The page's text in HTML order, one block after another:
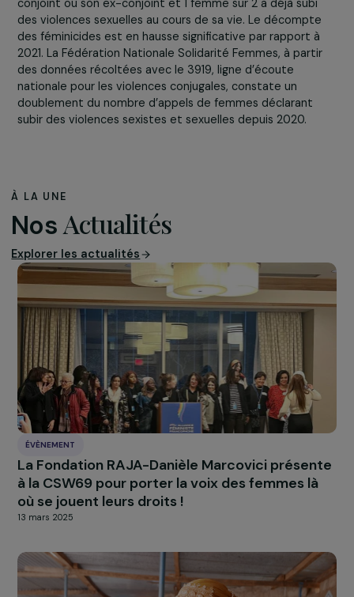
et l’hébergement de femmes victimes de violences
conjugales. La FNSF est aussi la fédération qui a initié et
gère la ligne d’écoute nationale, Violences Femmes Info
(3919).
En France, une femme est tuée tous les 3 jours par son
conjoint ou son ex-conjoint et 1 femme sur 2 a déjà subi
doublement du nombre d’appels de femmes déclarant
À LA UNE
NosActualités
Explorer les actualités
Tout accepter